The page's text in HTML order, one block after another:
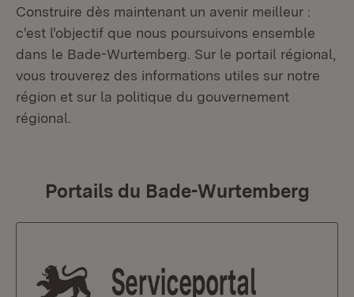
Construire dès maintenant un avenir meilleur :
c'est l'objectif que nous poursuivons ensemble
dans le Bade-Wurtemberg. Sur le portail régional,
vous trouverez des informations utiles sur notre
région et sur la politique du gouvernement
régional.
Portails du Bade-Wurtemberg